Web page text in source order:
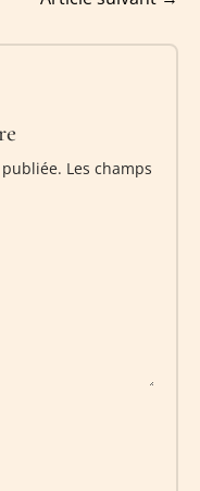
Les champs